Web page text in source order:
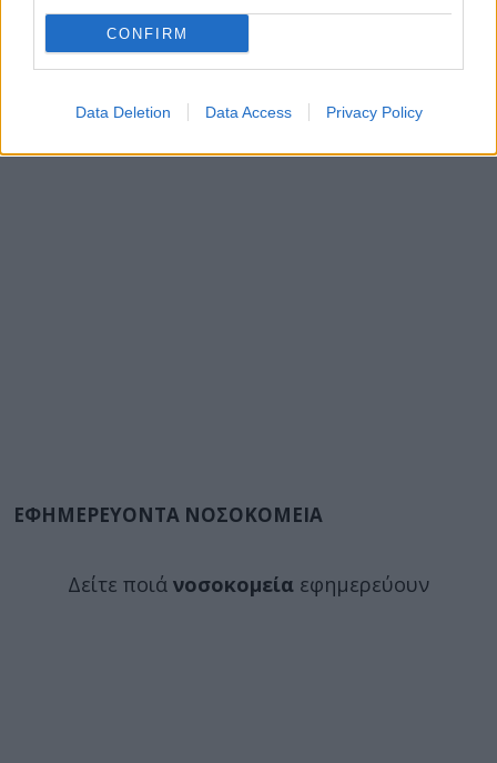
CONFIRM
Data Deletion Data Access Privacy Policy
ΕΦΗΜΕΡΕΥΟΝΤΑ ΝΟΣΟΚΟΜΕΙΑ
Δείτε ποιά νοσοκομεία εφημερεύουν